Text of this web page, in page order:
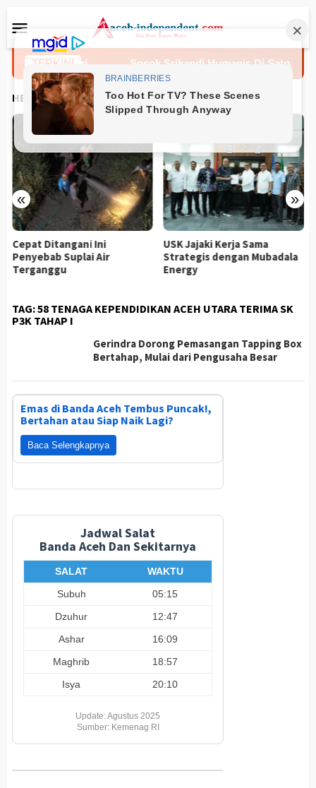
ke
kontenMobile
TERKINI
Mabes Polri Sosok Srikandi Humanis Di Satgas
HEADLINES
« »
Cepat Ditangani Ini
Penyebab Suplai Air
Terganggu
USK Jajaki Kerja Sama
Strategis dengan Mubadala
Energy
TAG:58 TENAGA KEPENDIDIKAN ACEH UTARA TERIMA SK
P3K TAHAP I
Gerindra Dorong Pemasangan Tapping Box
Bertahap, Mulai dari Pengusaha Besar
Emas di Banda Aceh Tembus Puncak!,
Bertahan atau Siap Naik Lagi?
Baca Selengkapnya
Jadwal Salat
Banda Aceh Dan Sekitarnya
SALAT
WAKTU
Subuh
05:15
Dzuhur
12:47
Ashar
16:09
Maghrib
18:57
Isya
20:10
Update: Agustus 2025
Sumber: Kemenag RI